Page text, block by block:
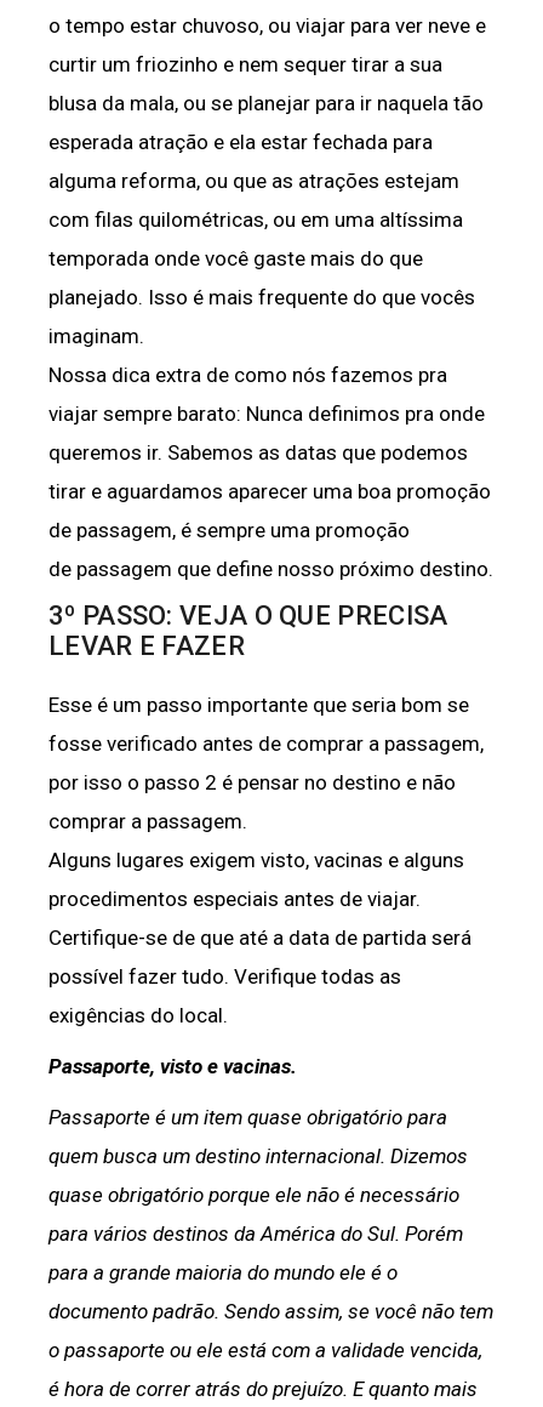
o tempo estar chuvoso, ou viajar para ver neve e
curtir um friozinho e nem sequer tirar a sua
blusa da mala, ou se planejar para ir naquela tão
esperada atração e ela estar fechada para
alguma reforma, ou que as atrações estejam
com filas quilométricas, ou em uma altíssima
temporada onde você gaste mais do que
planejado. Isso é mais frequente do que vocês
imaginam.
Nossa dica extra de como nós fazemos pra
viajar sempre barato: Nunca definimos pra onde
queremos ir. Sabemos as datas que podemos
tirar e aguardamos aparecer uma boa promoção
de passagem, é sempre uma promoção
de passagem que define nosso próximo destino.
3º PASSO: VEJA O QUE PRECISA
LEVAR E FAZER
Esse é um passo importante que seria bom se
fosse verificado antes de comprar a passagem,
por isso o passo 2 é pensar no destino e não
comprar a passagem.
Alguns lugares exigem visto, vacinas e alguns
procedimentos especiais antes de viajar.
Certifique-se de que até a data de partida será
possível fazer tudo. Verifique todas as
exigências do local.
Passaporte, visto e vacinas.
Passaporte é um item quase obrigatório para
quem busca um destino internacional. Dizemos
quase obrigatório porque ele não é necessário
para vários destinos da América do Sul. Porém
para a grande maioria do mundo ele é o
documento padrão. Sendo assim, se você não tem
o passaporte ou ele está com a validade vencida,
é hora de correr atrás do prejuízo. E quanto mais